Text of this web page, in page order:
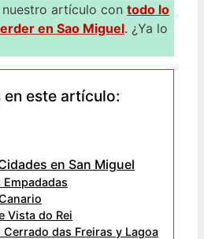
nuestro artículo con todo lo
en Sao Miguel. ¿Ya lo
en este artículo:
en San Miguel
Empadadas
Vista do Rei
das Freiras y Lagoa